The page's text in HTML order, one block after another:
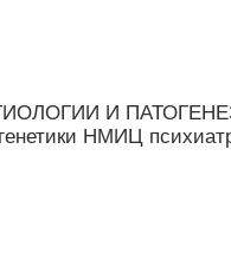
И
НМИЦ